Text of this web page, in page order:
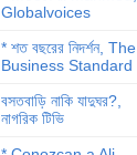
Globalvoices
* শত বছরের নিদর্শন, The
Business Standard
বসতবাড়ি নাকি যাদুঘর?,
নাগরিক টিভি